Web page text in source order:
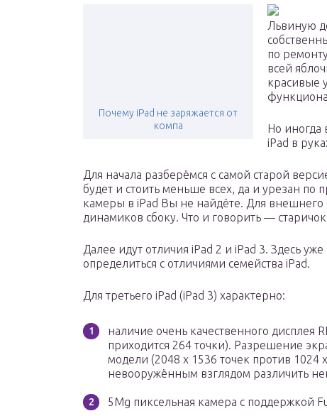
Почему iPad не заряжается от
компа
Львиную
по
всей
красивые
Но иногда
iPad в
Для начала разберёмся с самой старой
будет и стоить меньше всех, да и урезан
камеры в iPad Вы не найдёте. Для внешнего
динамиков сбоку. Что и говорить —
Далее идут отличия iPad 2 и iPad 3. Здесь
определиться с отличиями семейства iPad.
Для третьего iPad (iPad 3) характерно:
наличие очень качественного дисплея
приходится 264 точки). Разрешение
модели (2048 х 1536 точек против 1024
невооружённым взглядом различить
5Mg пиксельная камера с поддержкой